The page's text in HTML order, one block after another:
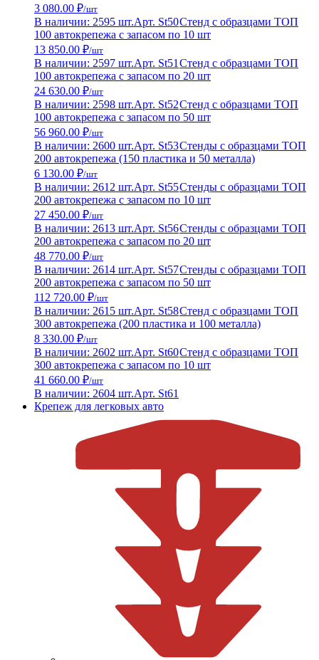
3 080.00 ₽/шт
В наличии: 2595 шт.Арт. St50Стенд с образцами ТОП
100 автокрепежа с запасом по 10 шт
13 850.00 ₽/шт
В наличии: 2597 шт.Арт. St51 Стенд с образцами ТОП
100 автокрепежа с запасом по 20 шт
24 630.00 ₽/шт
В наличии: 2598 шт.Арт. St52Стенд с образцами ТОП
100 автокрепежа с запасом по 50 шт
56 960.00 ₽/шт
В наличии: 2600 шт.Арт. St53Стенды с образцами ТОП
200 автокрепежа (150 пластика и 50 металла)
6 130.00 ₽/шт
В наличии: 2612 шт.Арт. St55Стенды с образцами ТОП
200 автокрепежа с запасом по 10 шт
27 450.00 ₽/шт
В наличии: 2613 шт.Арт. St56Стенды с образцами ТОП
200 автокрепежа с запасом по 20 шт
48 770.00 ₽/шт
В наличии: 2614 шт.Арт. St57Стенды с образцами ТОП
200 автокрепежа с запасом по 50 шт
112 720.00 ₽/шт
В наличии: 2615 шт.Арт. St58Стенд с образцами ТОП
300 автокрепежа (200 пластика и 100 металла)
8 330.00 ₽/шт
В наличии: 2602 шт.Арт. St60Стенд с образцами ТОП
300 автокрепежа с запасом по 10 шт
41 660.00 ₽/шт
В наличии: 2604 шт.Арт. St61
Крепеж для легковых авто